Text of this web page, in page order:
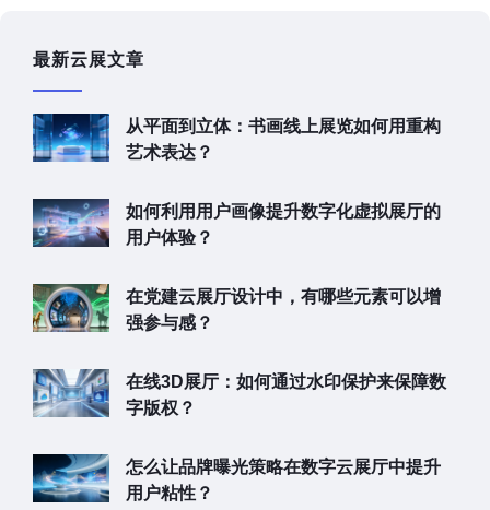
最新云展文章
从平面到立体：书画线上展览如何用重构
艺术表达？
如何利用用户画像提升数字化虚拟展厅的
用户体验？
在党建云展厅设计中，有哪些元素可以增
强参与感？
在线3D展厅：如何通过水印保护来保障数
字版权？
怎么让品牌曝光策略在数字云展厅中提升
用户粘性？